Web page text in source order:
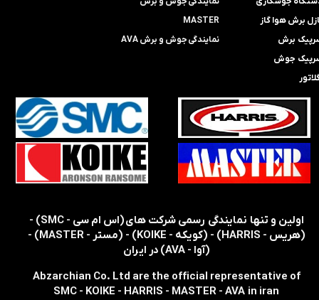
برش هوا گاز
برش
جوش
MASTER
​​​​نمایندگی​​​​​​​جوش و برش AVA
​​اولین و تنها نمایندگی رسمی شرکت های (اس ام سی - SMC) -
(هریس - HARRIS) - (کویکه - KOIKE) - (مستر - MASTER) -
(آوا - AVA) در ایران
Abzarchian Co. Ltd are the official representative of
SMC - KOIKE - HARRIS - MASTER - AVA in iran